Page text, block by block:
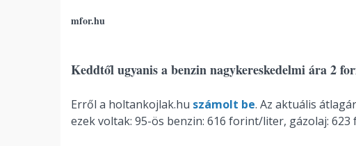
mfor.hu
Keddtől ugyanis a benzin nagykereskedelmi ára 2
Erről a holtankojlak.hu számolt be. Az aktuális
ezek voltak: 95-ös benzin: 616 forint/liter, gázolaj: